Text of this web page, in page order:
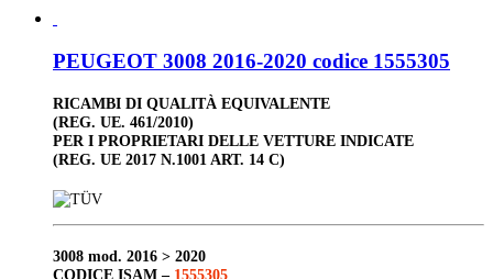
PEUGEOT 3008 2016-2020 codice 1555305
RICAMBI DI QUALITÀ EQUIVALENTE
(REG. UE. 461/2010)
PER I PROPRIETARI DELLE VETTURE INDICATE
(REG. UE 2017 N.1001 ART. 14 C)
3008 mod. 2016 > 2020
CODICE ISAM – 1555305